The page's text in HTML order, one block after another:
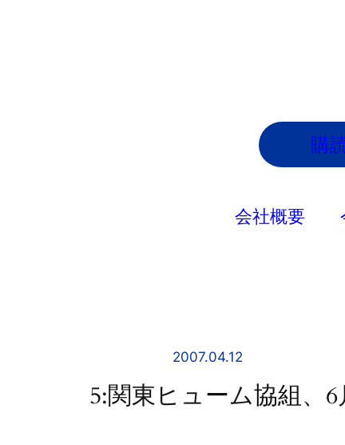
購
会社概要
2007.04.12
5:関東ヒューム協組、